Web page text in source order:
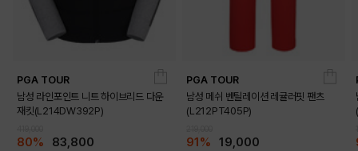
PGA TOUR
남성 라인포인트 니트 하이브리드 다운
재킷(L214DW392P)
80% 83,800
PGA TOUR
남성 메쉬 벤틸레이션 레귤러핏 팬츠
(L212PT405P)
91% 19,000